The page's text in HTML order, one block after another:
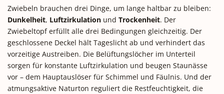
Zwiebeln brauchen drei Dinge, um lange haltbar zu bleiben:
Dunkelheit, Luftzirkulation und Trockenheit. Der
Zwiebeltopf erfüllt alle drei Bedingungen gleichzeitig. Der
geschlossene Deckel hält Tageslicht ab und verhindert das
vorzeitige Austreiben. Die Belüftungslöcher im Unterteil
sorgen für konstante Luftzirkulation und beugen Staunässe
vor – dem Hauptauslöser für Schimmel und Fäulnis. Und der
atmungsaktive Naturton reguliert die Restfeuchtigkeit, die